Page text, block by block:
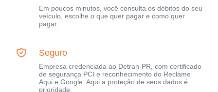
Em poucos minutos, você consulta os débitos do seu
veículo, escolhe o que quer pagar e como quer
pagar.
Seguro
Empresa credenciada ao Detran-PR, com certificado
de segurança PCI e reconhecimento do Reclame
Aqui e Google. Aqui a proteção de seus dados é
prioridade.